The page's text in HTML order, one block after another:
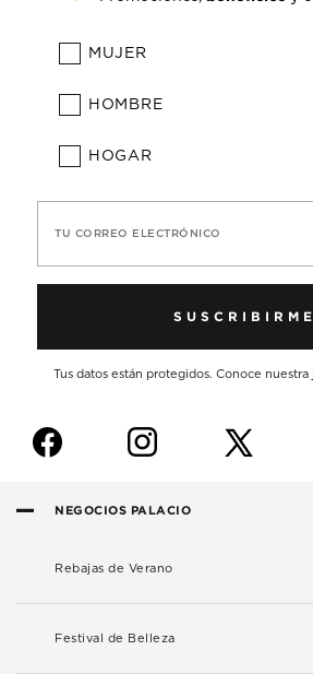
MUJER
HOMBRE
HOGAR
TU CORREO ELECTRÓNICO
SUSCRIBIRME
Tus datos están protegidos. Conoce nuestra
f i
NEGOCIOS PALACIO
Rebajas de Verano
Festival de Belleza